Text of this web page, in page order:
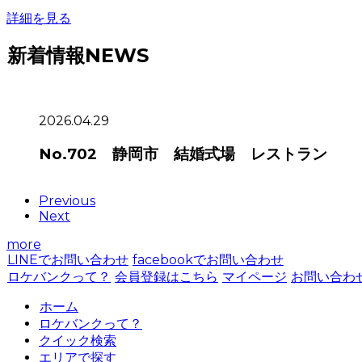
詳細を見る
新着情報NEWS
2026.04.29
No.702 静岡市 結婚式場 レストラン
Previous
Next
more
LINEでお問い合わせ facebookでお問い合わせ
ロケバンクって？ 会員登録はこちら マイページ お問い合わ
ホーム
ロケバンクって？
クイック検索
エリアで探す